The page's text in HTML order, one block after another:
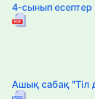
4-сынып
Ашық сабақ "Тіл